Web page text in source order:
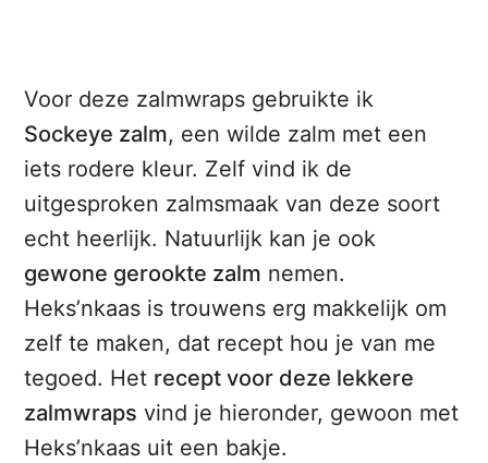
Voor deze zalmwraps gebruikte ik
Sockeye zalm, een wilde zalm met een
iets rodere kleur. Zelf vind ik de
uitgesproken zalmsmaak van deze soort
echt heerlijk. Natuurlijk kan je ook
gewone gerookte zalm nemen.
Heks’nkaas is trouwens erg makkelijk om
zelf te maken, dat recept hou je van me
tegoed. Het recept voor deze lekkere
zalmwraps vind je hieronder, gewoon met
Heks’nkaas uit een bakje.